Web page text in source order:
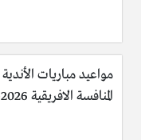
مواعيد مباريات
المنافسة الافريقية 2026-2027